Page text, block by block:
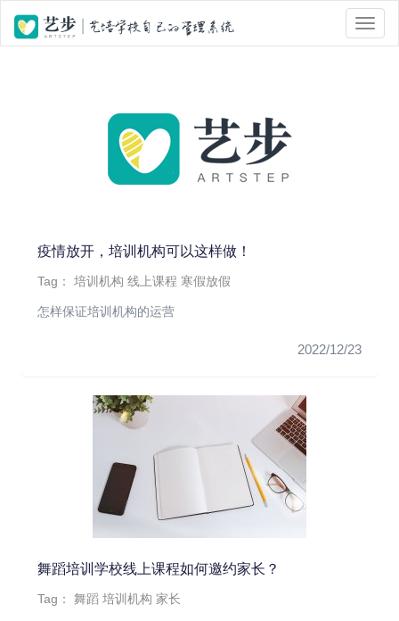
位置 : 首页 > Tag 标签页面 > 线上课程
疫情放开，培训机构可以这样做！
Tag：培训机构 线上课程 寒假放假
怎样保证培训机构的运营
2022/12/23
舞蹈培训学校线上课程如何邀约家长？
Tag：舞蹈 培训机构 家长